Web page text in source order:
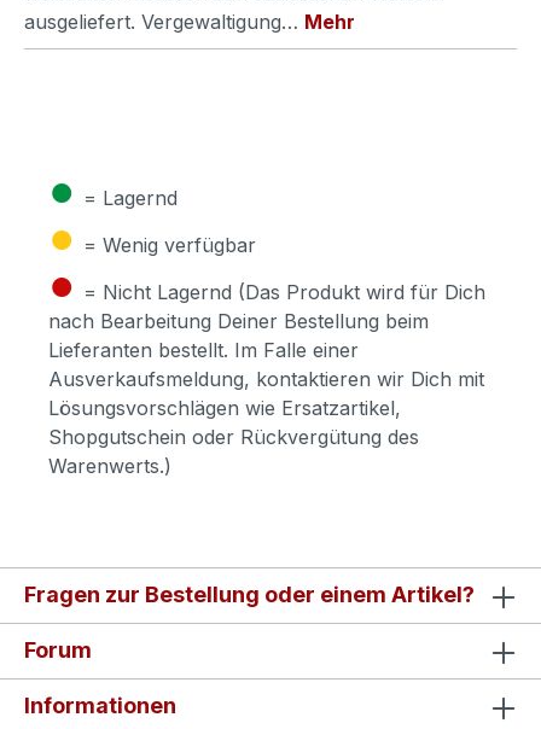
ausgeliefert. Vergewaltigung… Mehr
● = Lagernd
● = Wenig verfügbar
● = Nicht Lagernd (Das Produkt wird für Dich
nach Bearbeitung Deiner Bestellung beim
Lieferanten bestellt. Im Falle einer
Ausverkaufsmeldung, kontaktieren wir Dich mit
Lösungsvorschlägen wie Ersatzartikel,
Shopgutschein oder Rückvergütung des
Warenwerts.)
Fragen zur Bestellung oder einem Artikel?
Forum
Informationen